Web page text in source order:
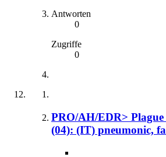
Antworten
0
Zugriffe
0
PRO/AH/EDR>
(04): (IT) pneumonic,